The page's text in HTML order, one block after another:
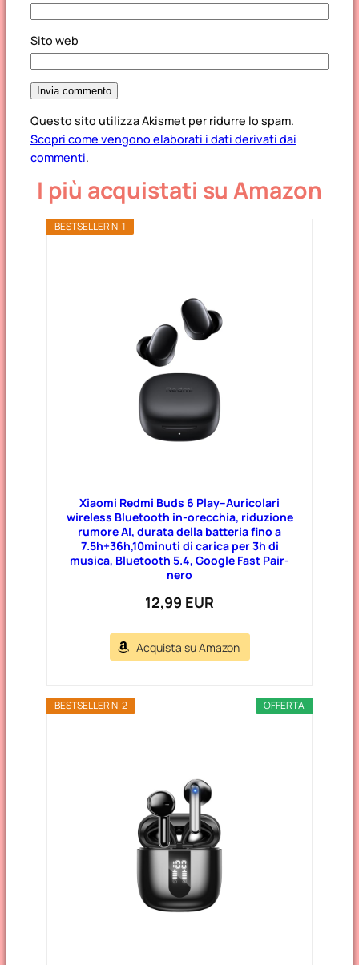
Sito web
Questo sito utilizza Akismet per ridurre lo spam.
Scopri come vengono elaborati i dati derivati dai
commenti.
I più acquistati su Amazon
BESTSELLER N. 1
Xiaomi Redmi Buds 6 Play–Auricolari
wireless Bluetooth in-orecchia, riduzione
rumore AI, durata della batteria fino a
7.5h+36h,10minuti di carica per 3h di
musica, Bluetooth 5.4, Google Fast Pair-
nero
12,99 EUR
Acquista su Amazon
OFFERTA
BESTSELLER N. 2